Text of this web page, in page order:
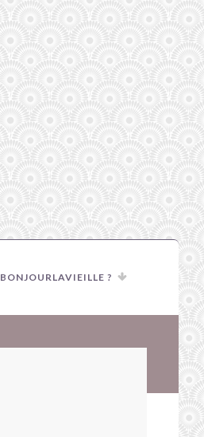
BONJOURLAVIEILLE ?